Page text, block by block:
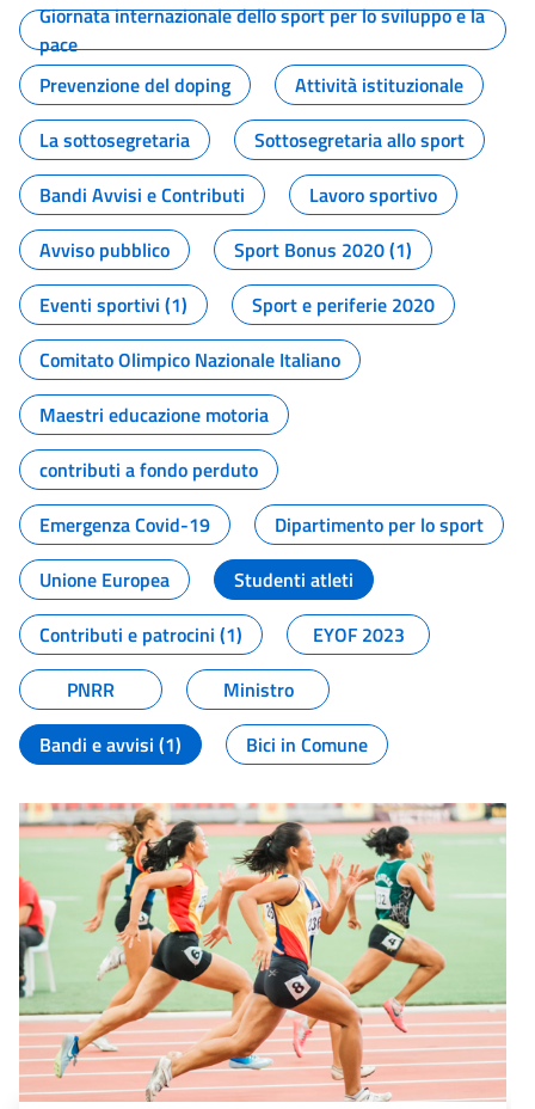
Giornata internazionale dello sport per lo sviluppo e la
pace
Prevenzione del doping
Attività istituzionale
La sottosegretaria
Sottosegretaria allo sport
Bandi Avvisi e Contributi
Lavoro sportivo
Avviso pubblico
Sport Bonus 2020 (1)
Eventi sportivi (1)
Sport e periferie 2020
Comitato Olimpico Nazionale Italiano
Maestri educazione motoria
contributi a fondo perduto
Emergenza Covid-19
Dipartimento per lo sport
Unione Europea
Studenti atleti
Contributi e patrocini (1)
EYOF 2023
PNRR
Ministro
Bandi e avvisi (1)
Bici in Comune